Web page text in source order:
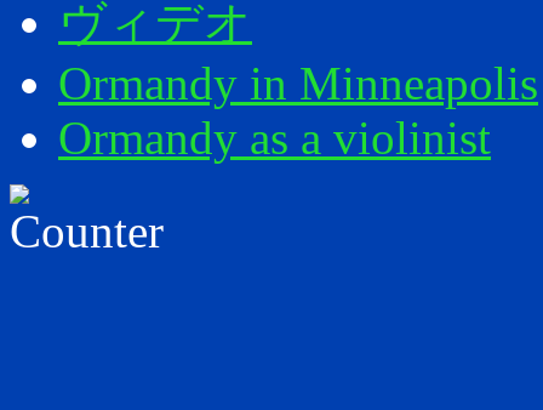
ヴィデオ
Ormandy in Minneapolis
Ormandy as a violinist